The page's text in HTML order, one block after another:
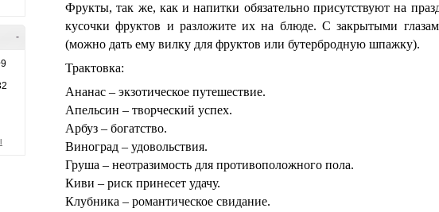
-
Фрукты, так же, как и напитки обязательно присутствуют на
кусочки фруктов и разложите их на блюде. С закрытыми
(можно дать ему вилку для фруктов или бутербродную шпажку).
Трактовка:
Ананас – экзотическое путешествие.
Апельсин – творческий успех.
Арбуз – богатство.
Виноград – удовольствия.
Груша – неотразимость для противоположного пола.
Киви – риск принесет удачу.
Клубника – романтическое свидание.